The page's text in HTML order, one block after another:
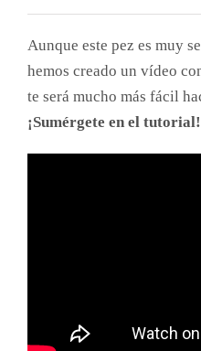
Aunque este pez es muy
hemos creado un vídeo
te será mucho más fácil
¡Sumérgete en el tutorial!